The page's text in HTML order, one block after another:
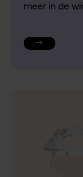
meer in de